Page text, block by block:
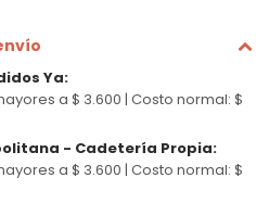
Ya:
a $ 3.600 | Costo normal: $
- Cadetería Propia:
a $ 3.600 | Costo normal: $